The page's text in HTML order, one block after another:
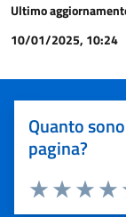
Ultimo
10/01/2025, 10:24
Quanto
pagina?
Valuta
Valuta 2
Valuta 1 stelle